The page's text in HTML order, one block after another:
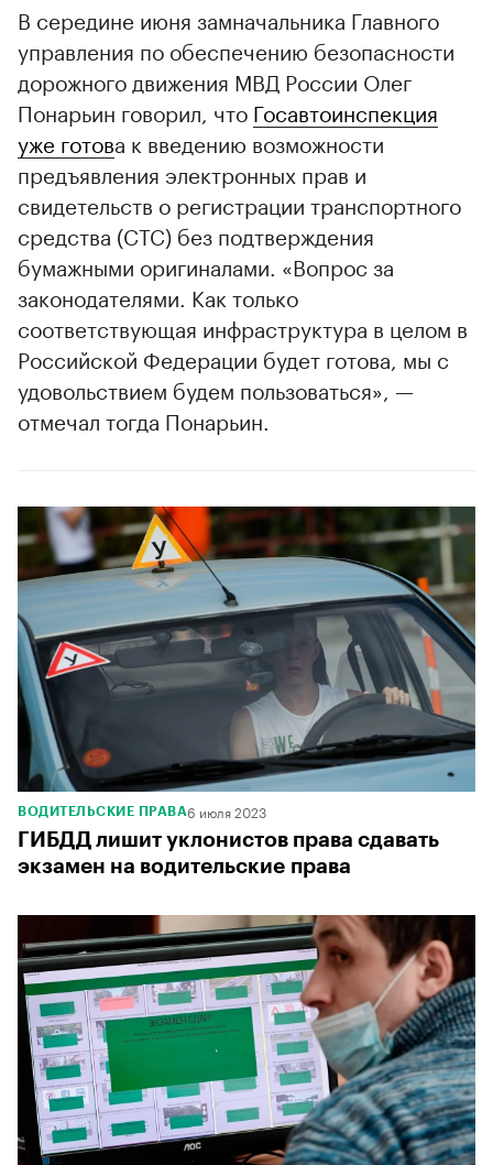
В середине июня замначальника Главного
управления по обеспечению безопасности
дорожного движения МВД России Олег
Понарьин говорил, что Госавтоинспекция
уже готова к введению возможности
предъявления электронных прав и
свидетельств о регистрации транспортного
средства (СТС) без подтверждения
бумажными оригиналами. «Вопрос за
законодателями. Как только
соответствующая инфраструктура в целом в
Российской Федерации будет готова, мы с
удовольствием будем пользоваться», —
отмечал тогда Понарьин.
ВОДИТЕЛЬСКИЕ ПРАВА6 июля 2023
ГИБДД лишит уклонистов права сдавать
экзамен на водительские права